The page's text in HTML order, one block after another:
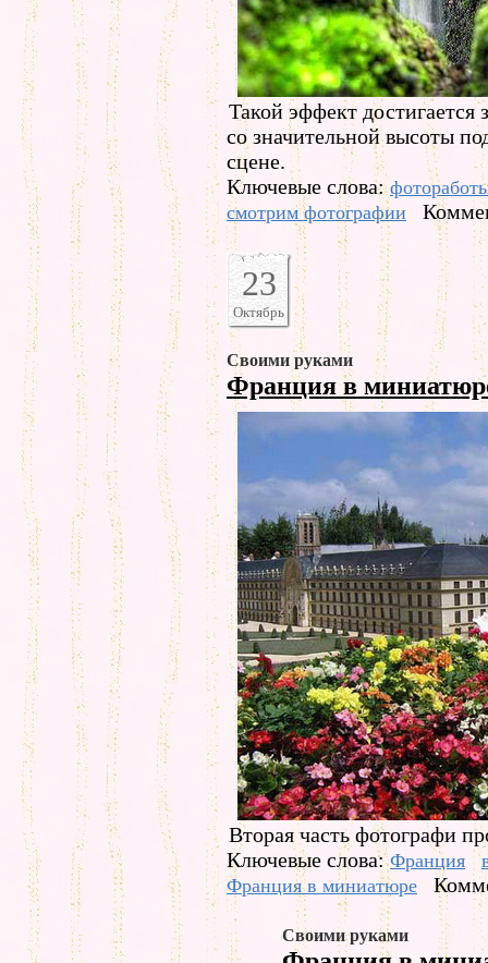
Такой эффект достигается
со значительной высоты
сцене.
Ключевые слова:
смотрим фотографии
23
Октябрь
Своими руками
Франция в
Вторая часть фотографи
Ключевые слова:Франция
Франция в миниатюре
Своими руками